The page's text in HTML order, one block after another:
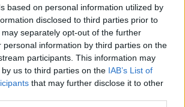
based on personal information utilized by
disclosed to third parties prior to
separately opt-out of the further
personal information by third parties on the
participants. This information may
us to third parties on the IAB’s List of
that may further disclose it to other
e stimata in tutta la comunità
rappresenta un esempio di dedizione,
la medicina. - prosegue la nota - La
USL Toscana nord ovest e l’intera comunità